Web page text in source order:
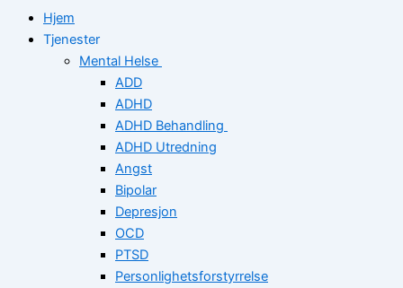
Hjem
Tjenester
Mental Helse
ADD
ADHD
ADHD Behandling
ADHD Utredning
Angst
Bipolar
Depresjon
OCD
PTSD
Personlighetsforstyrrelse